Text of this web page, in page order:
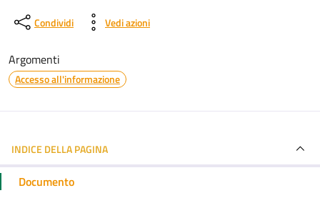
Condividi Vedi azioni
Argomenti
Accesso all'informazione
INDICE DELLA PAGINA
Documento